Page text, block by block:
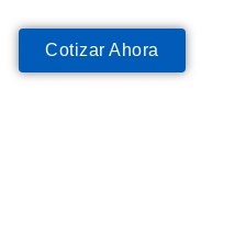
Cotizar Ahora